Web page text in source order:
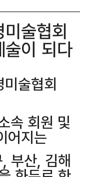
술협회
이 되다
술협회
속 회원 및
어지는
부산, 김해